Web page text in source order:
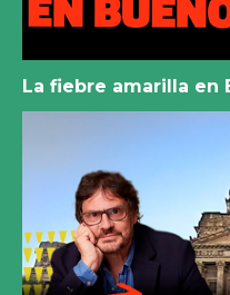
La fiebre amarilla en